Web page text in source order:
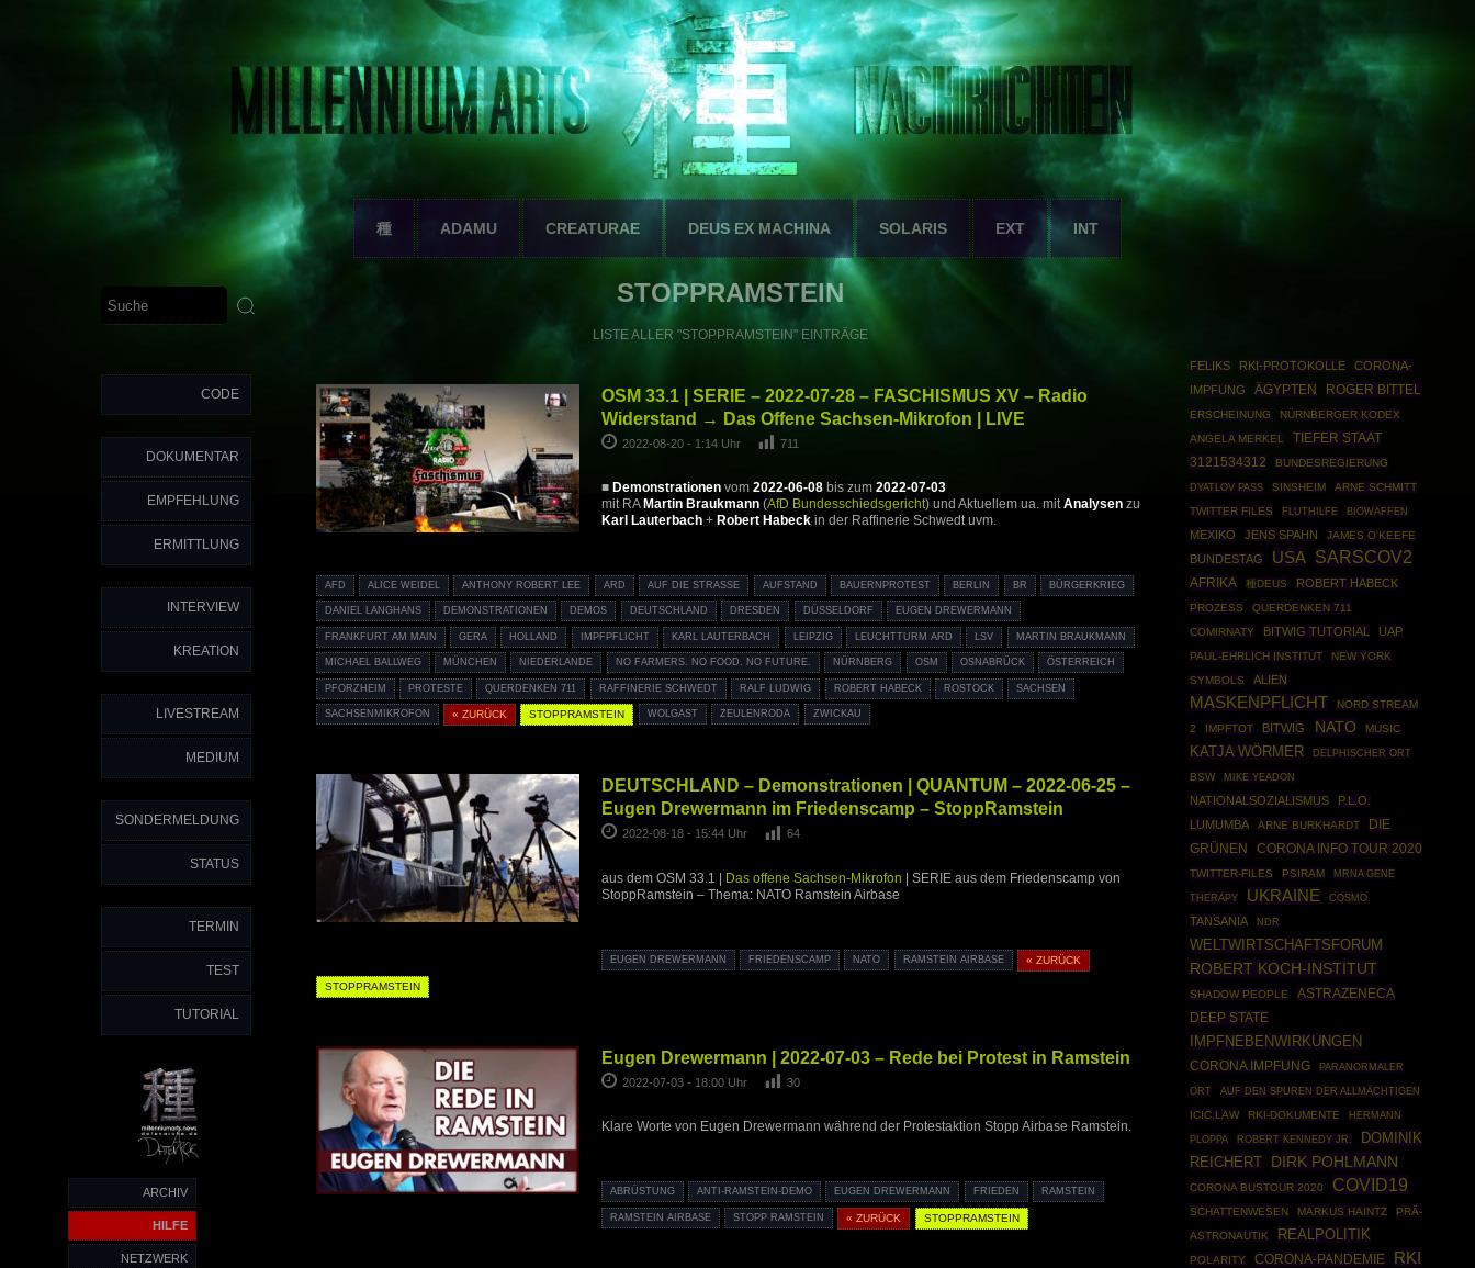
種 ADAMU CREATURAE DEUS EX MACHINA SOLARIS EXT INT
CODE
DOKUMENTAR
EMPFEHLUNG
ERMITTLUNG
INTERVIEW
KREATION
LIVESTREAM
MEDIUM
SONDERMELDUNG
STATUS
TERMIN
TEST
TUTORIAL
ARCHIV
HILFE
NETZWERK
STOPPRAMSTEIN
LISTE ALLER "STOPPRAMSTEIN" EINTRÄGE
OSM 33.1 | SERIE – 2022-07-28 – FASCHISMUS XV – Radio
Widerstand → Das Offene Sachsen-Mikrofon | LIVE
2022-08-20 - 1:14 Uhr 711
■ Demonstrationenvom 2022-06-08bis zum 2022-07-03
mit RA Martin Braukmann(AfD Bundesschiedsgericht) und Aktuellem ua. mitAnalysenzu
Karl Lauterbach+ Robert Habeckin der Raffinerie Schwedt uvm.
AFD ALICE WEIDEL ANTHONY ROBERT LEE ARD AUF DIE STRASSE AUFSTAND BAUERNPROTEST BERLIN BR BÜRGERKRIEG
DANIEL LANGHANS DEMONSTRATIONEN DEMOS DEUTSCHLAND DRESDEN DÜSSELDORF EUGEN DREWERMANN
FRANKFURT AM MAIN GERA HOLLAND IMPFPFLICHT KARL LAUTERBACH LEIPZIG LEUCHTTURM ARD LSV MARTIN BRAUKMANN
MICHAEL BALLWEG MÜNCHEN NIEDERLANDE NO FARMERS. NO FOOD. NO FUTURE. NÜRNBERG OSM OSNABRÜCK ÖSTERREICH
PFORZHEIM PROTESTE QUERDENKEN 711 RAFFINERIE SCHWEDT RALF LUDWIG ROBERT HABECK ROSTOCK SACHSEN
SACHSENMIKROFON « ZURÜCK STOPPRAMSTEIN WOLGAST ZEULENRODA ZWICKAU
DEUTSCHLAND – Demonstrationen | QUANTUM – 2022-06-25 –
Eugen Drewermann im Friedenscamp – StoppRamstein
2022-08-18 - 15:44 Uhr 64
aus dem OSM 33.1 | Das offene Sachsen-Mikrofon | SERIE aus dem Friedenscamp von
StoppRamstein – Thema: NATO Ramstein Airbase
EUGEN DREWERMANN FRIEDENSCAMP NATO RAMSTEIN AIRBASE « ZURÜCK
STOPPRAMSTEIN
Eugen Drewermann | 2022-07-03 – Rede bei Protest in Ramstein
2022-07-03 - 18:00 Uhr 30
Klare Worte von Eugen Drewermann während der Protestaktion Stopp Airbase Ramstein.
ABRÜSTUNG ANTI-RAMSTEIN-DEMO EUGEN DREWERMANN FRIEDEN RAMSTEIN
RAMSTEIN AIRBASE STOPP RAMSTEIN « ZURÜCK STOPPRAMSTEIN
FELIKS RKI-PROTOKOLLE
CORONA-
IMPFUNG
ÄGYPTEN ROGER BITTEL
ERSCHEINUNG
NÜRNBERGER KODEX
ANGELA MERKEL
TIEFER STAAT
3121534312
BUNDESREGIERUNG
DYATLOV PASS SINSHEIM
ARNE SCHMITT
TWITTER FILES
FLUTHILFE BIOWAFFEN
MEXIKO JENS SPAHN JAMES O'KEEFE
BUNDESTAG USA SARSCOV2
AFRIKA 種DEUS ROBERT HABECK
PROZESS
QUERDENKEN 711
COMIRNATY
BITWIG TUTORIAL UAP
PAUL-EHRLICH INSTITUT
NEW YORK
SYMBOLS
ALIEN
MASKENPFLICHT
NORD STREAM
2
IMPFTOT BITWIG NATO MUSIC
KATJA WÖRMER DELPHISCHER ORT
BSW MIKE YEADON
NATIONALSOZIALISMUS
P.L.O.
LUMUMBA
ARNE BURKHARDT
DIE
GRÜNEN
CORONA INFO TOUR 2020
TWITTER-FILES PSIRAM
MRNA GENE
THERAPY
UKRAINE COSMO
TANSANIA NDR
WELTWIRTSCHAFTSFORUM
ROBERT KOCH-INSTITUT
SHADOW PEOPLE
ASTRAZENECA
DEEP STATE
IMPFNEBENWIRKUNGEN
CORONA IMPFUNG PARANORMALER
ORT AUF DEN SPUREN DER ALLMÄCHTIGEN
ICIC.LAW RKI-DOKUMENTE
HERMANN
PLOPPA
ROBERT KENNEDY JR.
DOMINIK
REICHERT
DIRK POHLMANN
CORONA BUSTOUR 2020 COVID19
SCHATTENWESEN MARKUS HAINTZ
PRÄ-
ASTRONAUTIK
REALPOLITIK
POLARITY CORONA-PANDEMIE RKI